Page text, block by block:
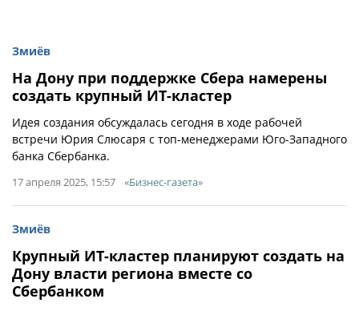
Змиёв
На Дону при поддержке Сбера намерены
создать крупный ИТ-кластер
Идея создания обсуждалась сегодня в ходе рабочей
встречи Юрия Слюсаря с топ-менеджерами Юго-Западного
банка Сбербанка.
17 апреля 2025, 15:57 «Бизнес-газета»
Змиёв
Крупный ИТ-кластер планируют создать на
Дону власти региона вместе со
Сбербанком